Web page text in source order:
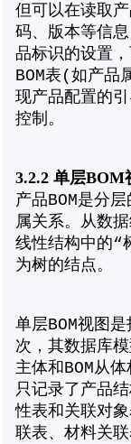
但可以在读取
码、版本等信
品标识的设置
BOM表(如产品
现产品配置的
控制。
3.2.2 单层BOM
产品BOM是分
属关系。从数
线性结构中的“
为树的结点。
单层BOM视图
次，其数据库
主体和BOM从
只记录了产品
性表和关联对
联表、材料关联